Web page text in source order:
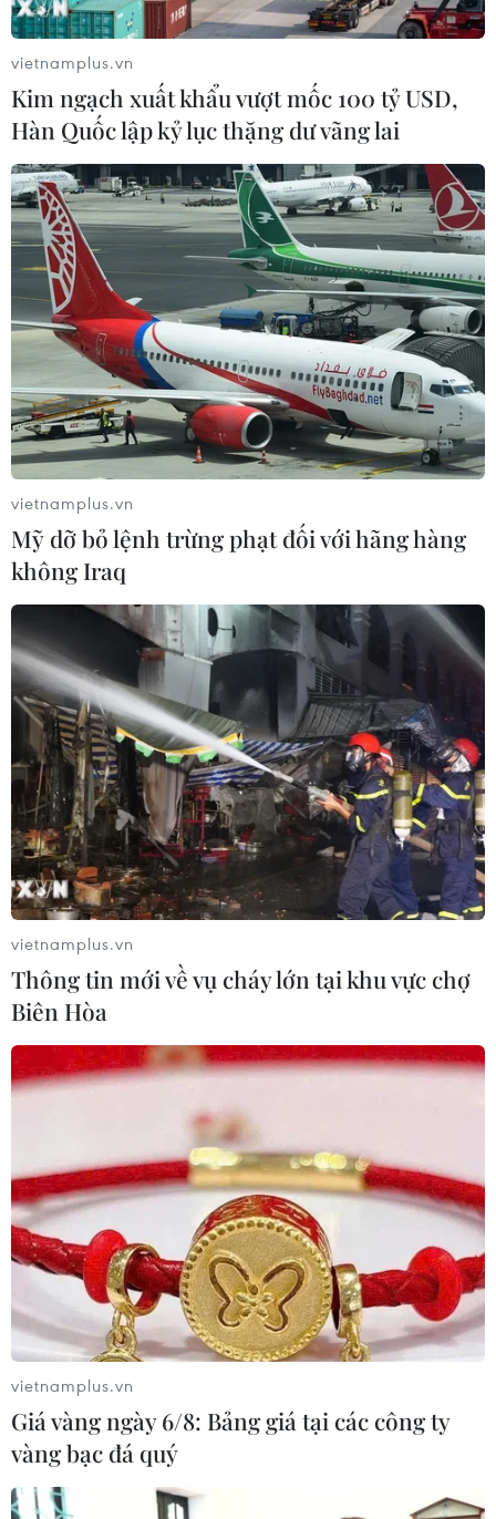
TIN LIÊN QUAN
Mưa dông tiếp tục mở rộng, Hà Nội đề
phòng lốc, sét và gió giật mạnh
08/06/2026 13:09
Ảnh vệ tinh, số liệu định vị dông sét và radar thời tiết
cho thấy vùng mây đối lưu đang phát triển và gây mưa
rào và dông mạnh cho các xã, phường ở phía Bắc khu
vực Hà Nội.
Thủ đô Hà Nội đón cơn mưa vàng
giải nhiệt
08/06/2026 12:14
Chiều tối 8/6/2026, nhiều khu vực trong đó có Thủ đô
Hà Nội đón mưa giông diện rộng, giúp giải tỏa bầu
không khí nắng nóng, oi bức suốt nhiều ngày qua.
vietnamplus.vn
Kim ngạch xuất khẩu vượt mốc 100 tỷ USD,
Hàn Quốc lập kỷ lục thặng dư vãng lai
vietnamplus.vn
Mỹ dỡ bỏ lệnh trừng phạt đối với hãng hàng
không Iraq
vietnamplus.vn
Thông tin mới về vụ cháy lớn tại khu vực chợ
Biên Hòa
vietnamplus.vn
Giá vàng ngày 6/8: Bảng giá tại các công ty
vàng bạc đá quý